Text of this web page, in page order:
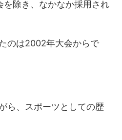
除き、なかなか採用され
のは2002年大会からで
ら、スポーツとしての歴